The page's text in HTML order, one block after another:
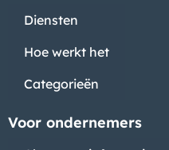
Diensten
Hoe werkt het
Categorieën
Voor ondernemers